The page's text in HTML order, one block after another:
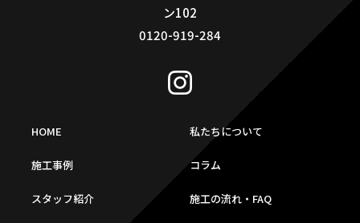
ン102
0120-919-284
HOME 私たちについて
施工事例 コラム
スタッフ紹介 施工の流れ・FAQ